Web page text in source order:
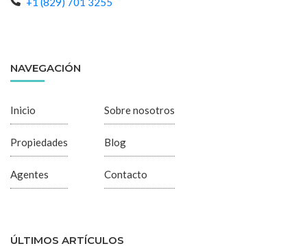
NAVEGACIÓN
Inicio
Propiedades
Agentes
Sobre nosotros
Blog
Contacto
ÚLTIMOS ARTÍCULOS